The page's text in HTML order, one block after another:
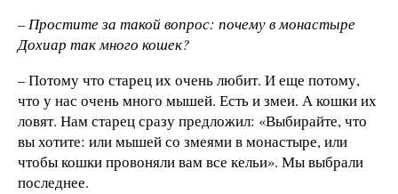
– Простите за такой вопрос: почему в монастыре
Дохиар так много кошек?
– Потому что старец их очень любит. И еще потому,
что у нас очень много мышей. Есть и змеи. А кошки их
ловят. Нам старец сразу предложил: «Выбирайте, что
вы хотите: или мышей со змеями в монастыре, или
чтобы кошки провоняли вам все кельи». Мы выбрали
последнее.